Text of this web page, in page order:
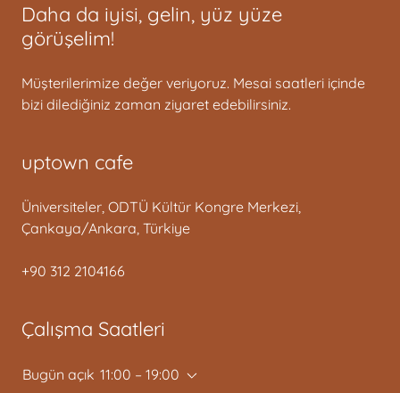
Daha da iyisi, gelin, yüz yüze
görüşelim!
Müşterilerimize değer veriyoruz. Mesai saatleri içinde
bizi dilediğiniz zaman ziyaret edebilirsiniz.
uptown cafe
Üniversiteler, ODTÜ Kültür Kongre Merkezi,
Çankaya/Ankara, Türkiye
+90 312 2104166
Çalışma Saatleri
Bugün açık 11:00 – 19:00